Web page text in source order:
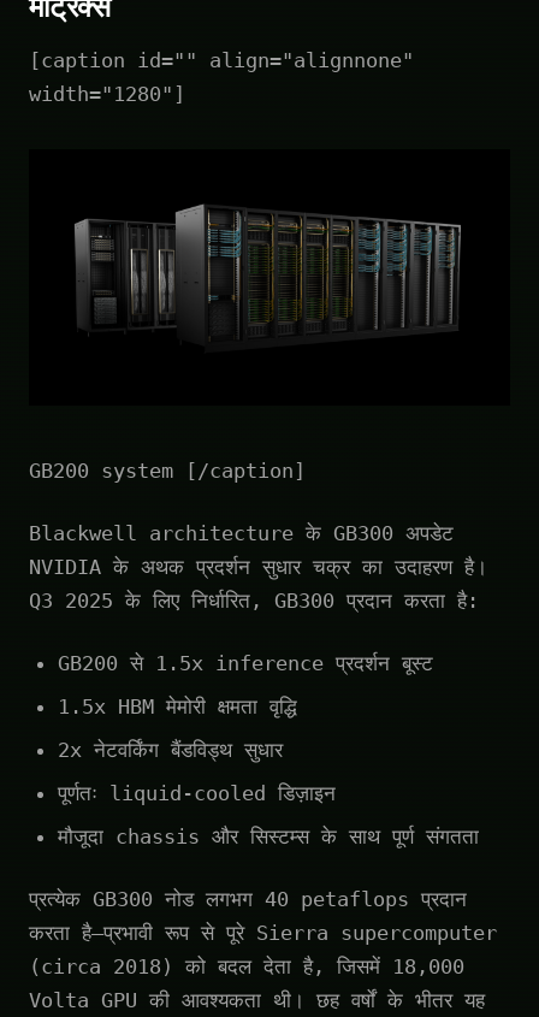
मेट्रिक्स
[caption id="" align="alignnone"
width="1280"]
GB200 system [/caption]
Blackwell architecture के GB300 अपडेट
NVIDIA के अथक प्रदर्शन सुधार चक्र का उदाहरण है।
Q3 2025 के लिए निर्धारित, GB300 प्रदान करता है:
GB200 से 1.5x inference प्रदर्शन बूस्ट
1.5x HBM मेमोरी क्षमता वृद्धि
2x नेटवर्किंग बैंडविड्थ सुधार
पूर्णतः liquid-cooled डिज़ाइन
मौजूदा chassis और सिस्टम्स के साथ पूर्ण संगतता
प्रत्येक GB300 नोड लगभग 40 petaflops प्रदान
करता है—प्रभावी रूप से पूरे Sierra supercomputer
(circa 2018) को बदल देता है, जिसमें 18,000
Volta GPU की आवश्यकता थी। छह वर्षों के भीतर यह